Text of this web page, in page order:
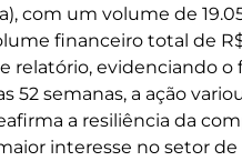
com um volume de
financeiro total de R$
relatório, evidenciando
semanas, a ação
a resiliência da
interesse no setor